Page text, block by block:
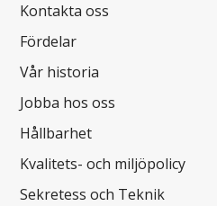
Kontakta oss
Fördelar
Vår historia
Jobba hos oss
Hållbarhet
Kvalitets- och miljöpolicy
Sekretess och Teknik